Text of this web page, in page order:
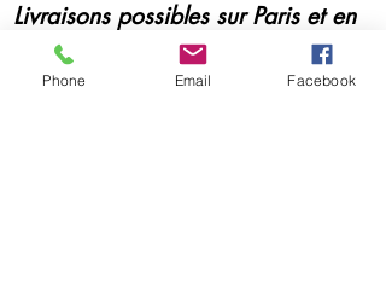
Livraisons possibles sur Paris et en
Île de France
Paiements et cautions par CB, sur
Phone Email Facebook